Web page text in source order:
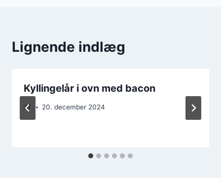
Lignende indlæg
Kyllingelår i ovn med bacon
Af 20. december 2024